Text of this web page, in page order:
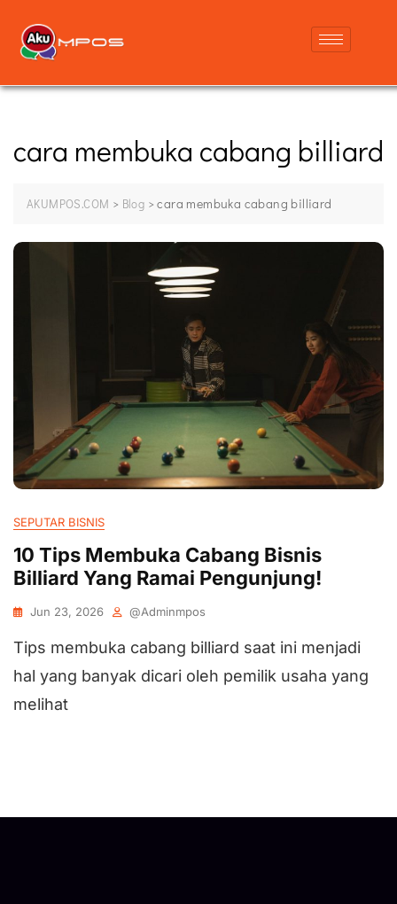
cara membuka cabang billiard
AKUMPOS.COM > Blog >cara membuka cabang billiard
SEPUTAR BISNIS
10 Tips Membuka Cabang Bisnis
Billiard Yang Ramai Pengunjung!
Jun 23, 2026 @adminmpos
Tips membuka cabang billiard saat ini menjadi
hal yang banyak dicari oleh pemilik usaha yang
melihat